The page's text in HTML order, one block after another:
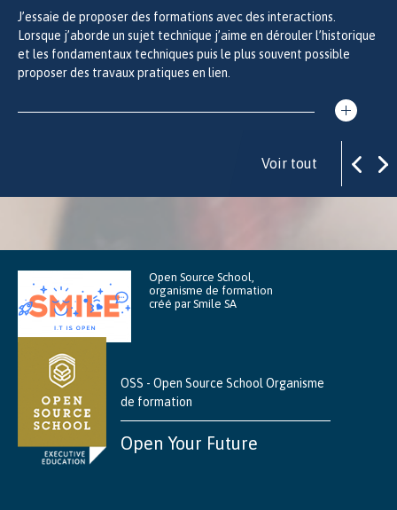
J’essaie de proposer des formations avec des interactions.
Lorsque j’aborde un sujet technique j’aime en dérouler l’historique
et les fondamentaux techniques puis le plus souvent possible
proposer des travaux pratiques en lien.
Voir tout
Open Source School,
organisme de formation
créé par Smile SA
OSS - Open Source School Organisme
de formation
Open Your Future